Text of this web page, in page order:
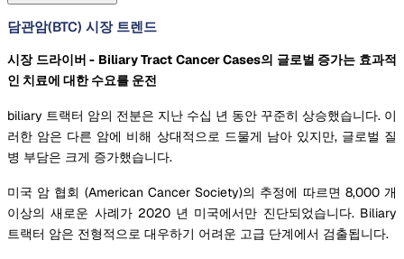
담관암(BTC) 시장 트렌드
시장 드라이버 - Biliary Tract Cancer Cases의 글로벌 증가는 효과적
인 치료에 대한 수요를 운전
biliary 트랙터 암의 전분은 지난 수십 년 동안 꾸준히 상승했습니다. 이
러한 암은 다른 암에 비해 상대적으로 드물게 남아 있지만, 글로벌 질
병 부담은 크게 증가했습니다.
미국 암 협회 (American Cancer Society)의 추정에 따르면 8,000 개
이상의 새로운 사례가 2020 년 미국에서만 진단되었습니다. Biliary
트랙터 암은 전형적으로 대우하기 어려운 고급 단계에서 검출됩니다.